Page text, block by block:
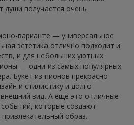
души получается очень
варианте — универсальное
эстетика отлично подходит и
и для небольших уютных
— одни из самых популярных
Букет из пионов прекрасно
и стилистику и долго
вид. А ещё это отличные
которые создают
привлекательный образ.